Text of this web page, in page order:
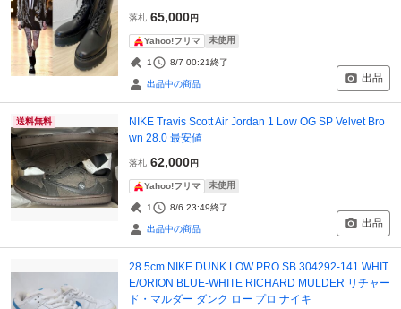
落札 65,000円
Yahoo!フリマ 未使用
1 8/7 00:21終了
出品中の商品 出品
送料無料
NIKE Travis Scott Air Jordan 1 Low OG SP Velvet Bro
wn 28.0 最安値
落札 62,000円
Yahoo!フリマ 未使用
1 8/6 23:49終了
出品中の商品 出品
28.5cm NIKE DUNK LOW PRO SB 304292-141 WHIT
E/ORION BLUE-WHITE RICHARD MULDER リチャー
ド・マルダー ダンク ロー プロ ナイキ